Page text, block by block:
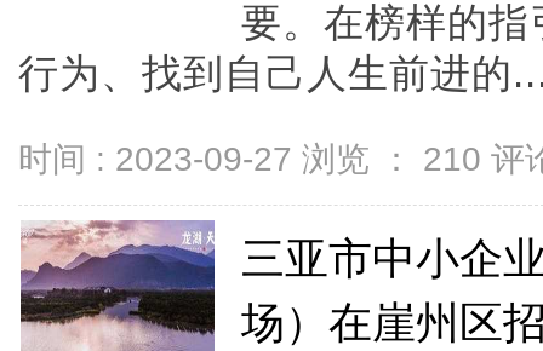
要。在榜样的
行为、找到自己人生前进的
时间 : 2023-09-27 浏览 ： 210 评
三亚市中小企
场）在崖州区